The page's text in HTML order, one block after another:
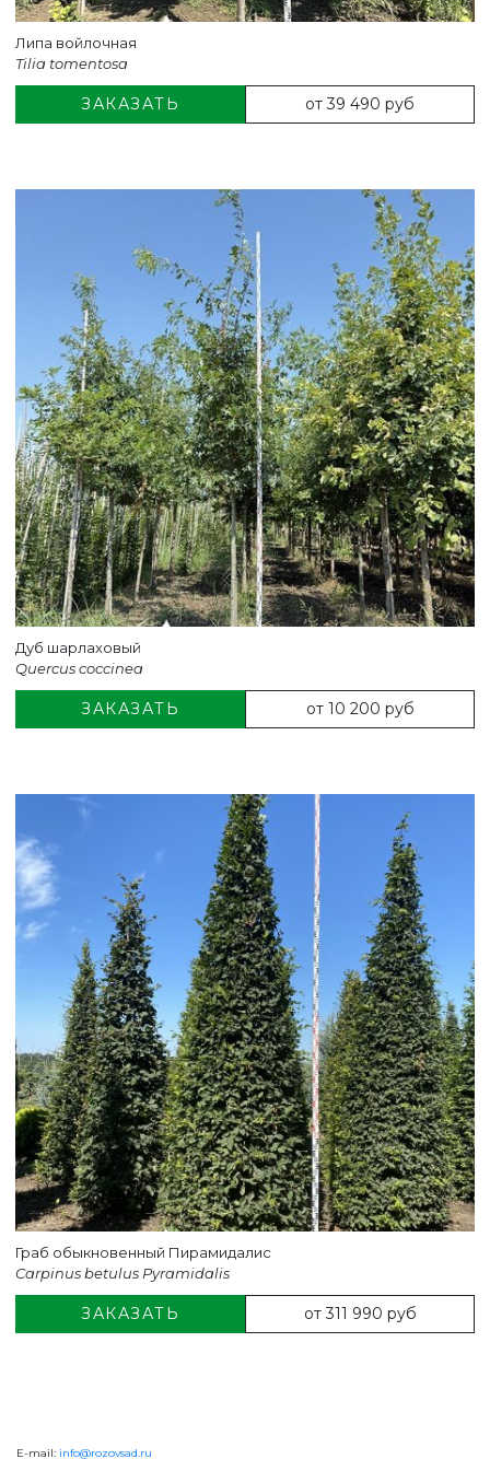
Липа войлочная
Tilia tomentosa
ЗАКАЗАТЬ от 39 490 руб
Дуб шарлаховый
Quercus coccinea
ЗАКАЗАТЬ от 10 200 руб
Граб обыкновенный Пирамидалис
Carpinus betulus Pyramidalis
ЗАКАЗАТЬ от 311 990 руб
E-mail: info@rozovsad.ru